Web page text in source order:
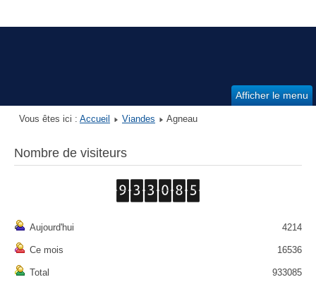
Afficher le menu
Vous êtes ici : Accueil Viandes Agneau
Nombre de visiteurs
Aujourd'hui 4214
Ce mois 16536
Total 933085